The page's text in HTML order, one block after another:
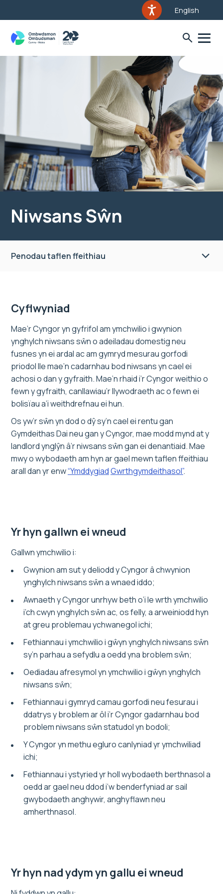
English
Niwsans Sŵn
Penodau taflen ffeithiau
Cyflwyniad
Mae’r Cyngor yn gyfrifol am ymchwilio i gwynion
ynghylch niwsans sŵn o adeiladau domestig neu
fusnes yn ei ardal ac am gymryd mesurau gorfodi
priodol lle mae’n cadarnhau bod niwsans yn cael ei
achosi o dan y gyfraith. Mae’n rhaid i’r Cyngor weithio o
fewn y gyfraith, canllawiau’r llywodraeth ac o fewn ei
bolisïau a’i weithdrefnau ei hun.
Os yw’r sŵn yn dod o dŷ sy’n cael ei rentu gan
Gymdeithas Dai neu gan y Cyngor, mae modd mynd at y
landlord ynglŷn â’r niwsans sŵn gan ei denantiaid. Mae
mwy o wybodaeth am hyn ar gael mewn taflen ffeithiau
arall dan yr enw“YmddygiadGwrthgymdeithasol”.
Yr hyn gallwn ei wneud
Gallwn ymchwilio i:
Gwynion am sut y deliodd y Cyngor â chwynion
ynghylch niwsans sŵn a wnaed iddo;
Awnaeth y Cyngor unrhyw beth o’i le wrth ymchwilio
i’ch cwyn ynghylch sŵn ac, os felly, a arweiniodd hyn
at greu problemau ychwanegol ichi;
Fethiannau i ymchwilio i gŵyn ynghylch niwsans sŵn
sy’n parhau a sefydlu a oedd yna broblem sŵn;
Oediadau afresymol yn ymchwilio i gŵyn ynghylch
niwsans sŵn;
Fethiannau i gymryd camau gorfodi neu fesurau i
ddatrys y broblem ar ôl i’r Cyngor gadarnhau bod
problem niwsans sŵn statudol yn bodoli;
Y Cyngor yn methu egluro canlyniad yr ymchwiliad
ichi;
Fethiannau i ystyried yr holl wybodaeth berthnasol a
oedd ar gael neu ddod i’w benderfyniad ar sail
gwybodaeth anghywir, anghyflawn neu
amherthnasol.
Yr hyn nad ydym yn gallu ei wneud